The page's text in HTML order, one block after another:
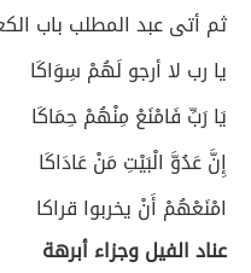
ثم أتى عبد المطلب باب
يا رب لا أرجو لَهُمْ سِوَاكَا
يَا رَبِّ فَامْنَعْ مِنْهُمْ حِمَاكَا
إِنَّ عَدُوَّ الْبَيْتِ مَنْ عَادَاكَا
امْنَعْهُمْ أَنْ يخربوا قراكا
عناد الفيل وجزاء أبرهة